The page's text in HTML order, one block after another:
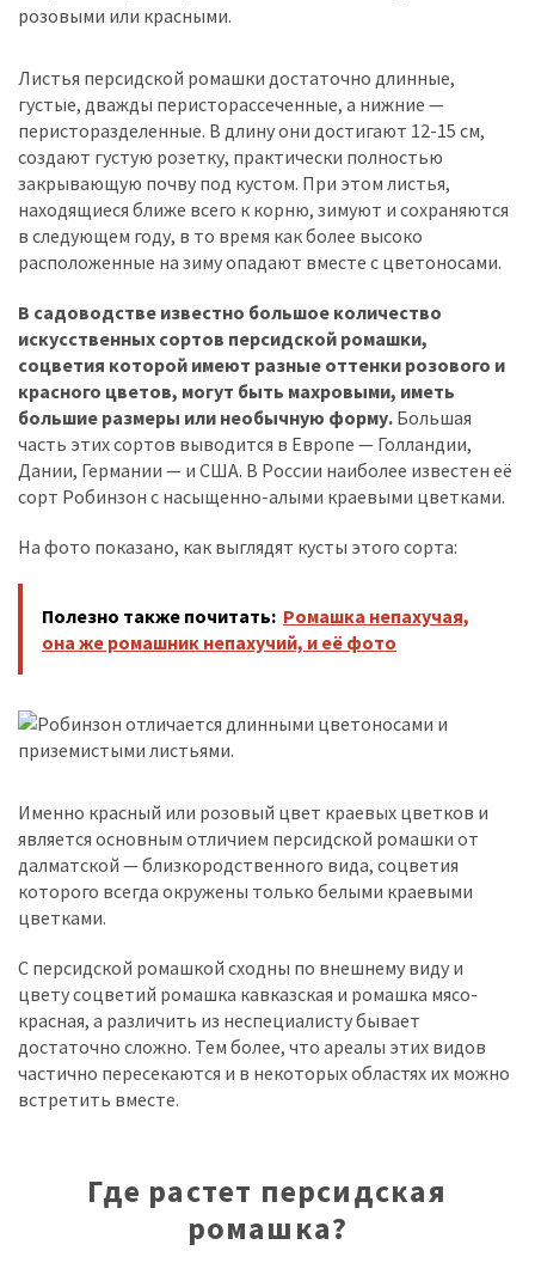
Листья персидской ромашки достаточно длинные,
густые, дважды перисторассеченные, а нижние —
перисторазделенные. В длину они достигают 12-15 см,
создают густую розетку, практически полностью
закрывающую почву под кустом. При этом листья,
находящиеся ближе всего к корню, зимуют и сохраняются
в следующем году, в то время как более высоко
расположенные на зиму опадают вместе с цветоносами.
В садоводстве известно большое количество
искусственных сортов персидской ромашки,
соцветия которой имеют разные оттенки розового и
красного цветов, могут быть махровыми, иметь
большие размеры или необычную форму. Большая
часть этих сортов выводится в Европе — Голландии,
Дании, Германии — и США. В России наиболее известен её
сорт Робинзон с насыщенно-алыми краевыми цветками.
На фото показано, как выглядят кусты этого сорта:
Полезно также почитать: Ромашка непахучая,
она же ромашник непахучий, и её фото
Именно красный или розовый цвет краевых цветков и
является основным отличием персидской ромашки от
далматской — близкородственного вида, соцветия
которого всегда окружены только белыми краевыми
цветками.
С персидской ромашкой сходны по внешнему виду и
цвету соцветий ромашка кавказская и ромашка мясо-
красная, а различить из неспециалисту бывает
достаточно сложно. Тем более, что ареалы этих видов
частично пересекаются и в некоторых областях их можно
встретить вместе.
Где растет персидская
ромашка?